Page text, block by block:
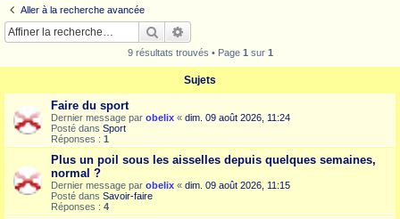
r
Aller à la recherche avancée
Rechercher
9 résultats trouvés • Page 1 sur 1
Sujets
Faire du sport
Dernier message par obelix « dim. 09 août 2026, 11:24
Posté dans Sport
Réponses : 1
Plus un poil sous les aisselles depuis quelques semaines,
normal ?
Dernier message par obelix « dim. 09 août 2026, 11:15
Posté dans Savoir-faire
Réponses : 4